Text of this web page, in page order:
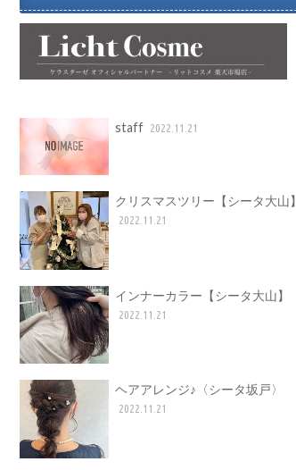
staff 2022.11.21
クリスマスツリー【シータ大山】
2022.11.21
インナーカラー【シータ大山】
2022.11.21
ヘアアレンジ♪〈シータ坂戸〉
2022.11.21